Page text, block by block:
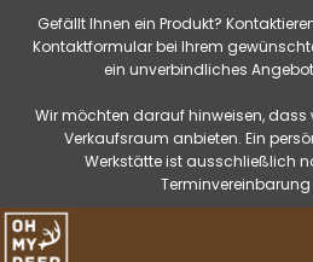
Gefällt Ihnen ein Produkt?
Kontaktformular bei Ihrem
ein unverbindliches
Wir möchten darauf hinweisen, dass
Verkaufsraum anbieten. Ein
Werkstätte ist ausschließlich